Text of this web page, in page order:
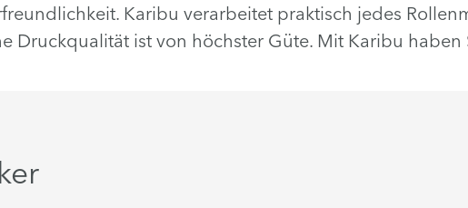
Karibu verarbeitet praktisch jedes
Druckqualität ist von höchster Güte. Mit Karibu